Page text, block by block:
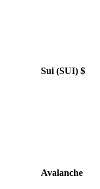
Sui (SUI) $
Avalanche